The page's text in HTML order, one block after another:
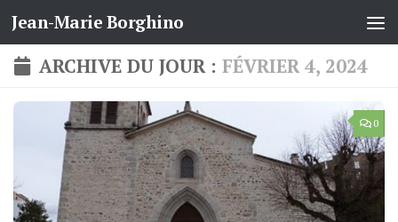
Skip to content
Jean-Marie Borghino
ARCHIVE DU JOUR : FÉVRIER 4, 2024
0